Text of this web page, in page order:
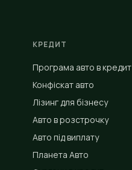
КРЕДИТ
Програма авто в кредит
Конфіскат авто
Лізинг для бізнесу
Авто в розстрочку
Авто під виплату
Планета Авто